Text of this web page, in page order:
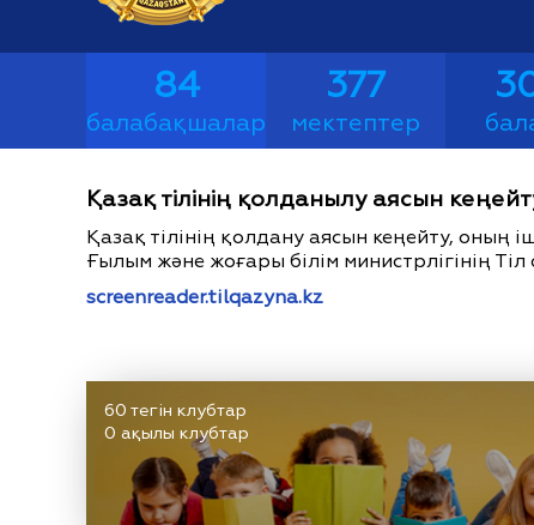
84
балабақшалар
377
мектептер
Қазақ тілінің қолданылу аясын
Қазақ тілінің қолдану аясын кеңейту,
Ғылым және жоғары білім министрлігінің
screenreader.tilqazyna.kz
60 тегін клубтар
0 ақылы клубтар